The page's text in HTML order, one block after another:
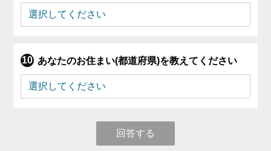
あなたのお住まい(都道府県)を教えてください
回答する